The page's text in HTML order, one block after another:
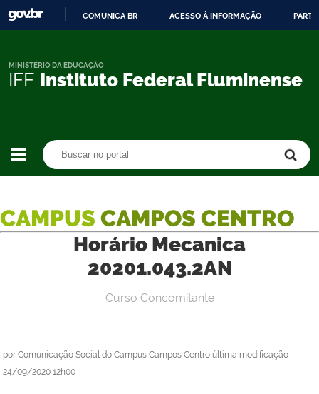
CONTEÚDO
COMUNICA BR ACESSO À INFORMAÇÃO
IFF Instituto Federal Fluminense
MINISTÉRIO DA EDUCAÇÃO
CAMPUS CAMPOS CENTRO
Horário Mecanica
20201.043.2AN
por Comunicação Social do Campus Campos Centro última modificação
24/09/2020 12h00
Curso Concomitante